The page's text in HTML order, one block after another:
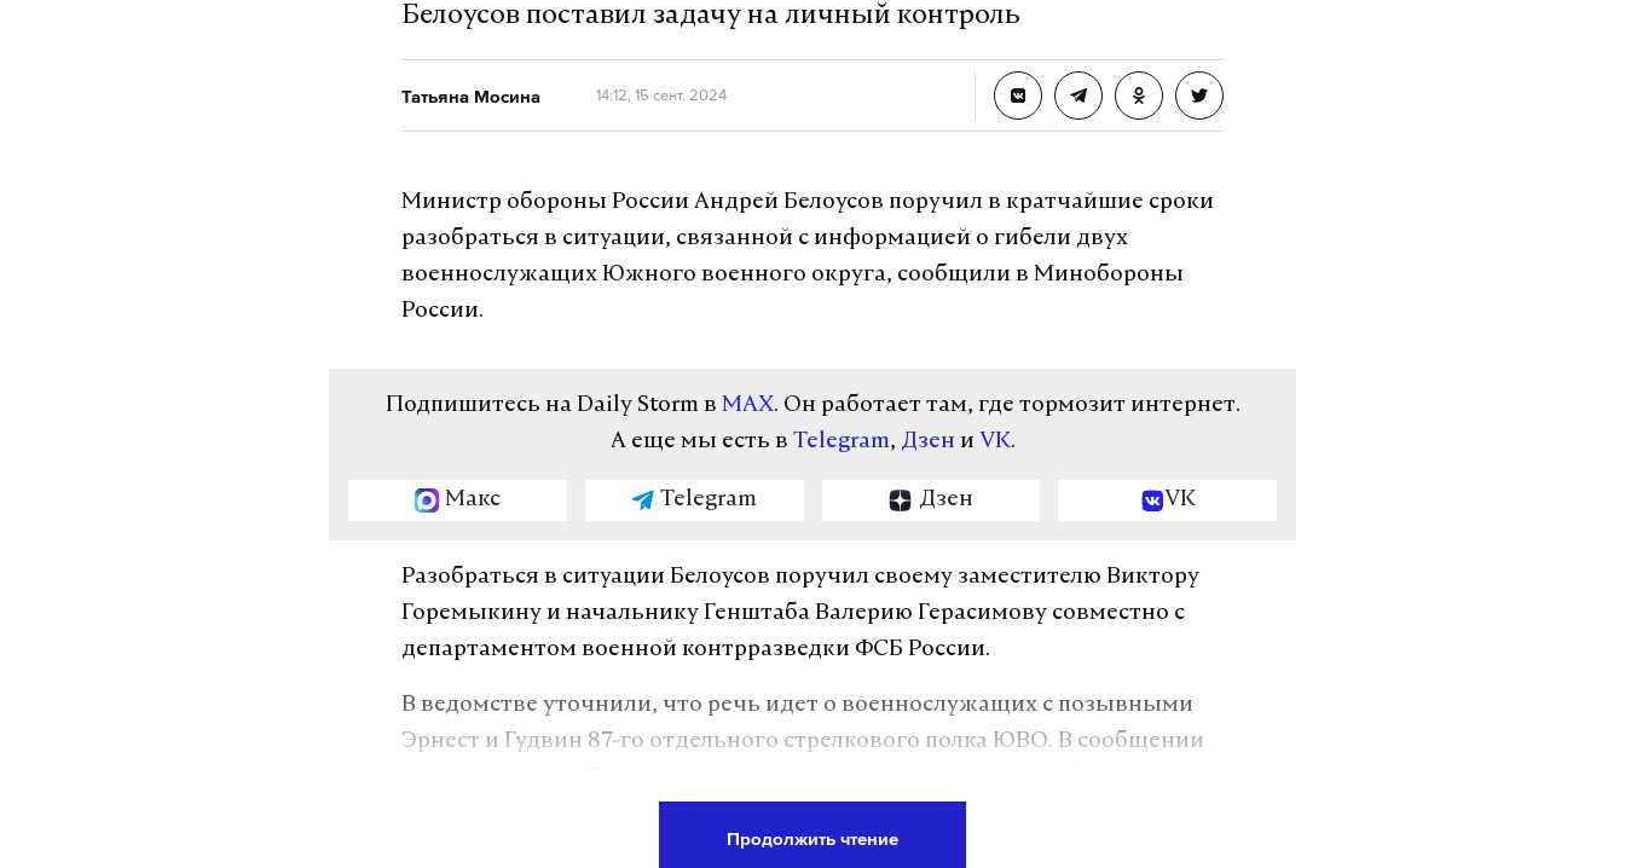
Белоусов поставил задачу на личный контроль
Татьяна Мосина 14:12, 15 сент. 2024
Министр обороны России Андрей Белоусов поручил в кратчайшие сроки
разобраться в ситуации, связанной с информацией о гибели двух
военнослужащих Южного военного округа, сообщили в Минобороны
России.
Подпишитесь на Daily Storm в MAX. Он работает там, где тормозит интернет.
А еще мы есть в Telegram, Дзен и VK.
Макс Telegram Дзен VK
Разобраться в ситуации Белоусов поручил своему заместителю Виктору
Горемыкину и начальнику Генштаба Валерию Герасимову совместно с
департаментом военной контрразведки ФСБ России.
В ведомстве уточнили, что речь идет о военнослужащих с позывными
Эрнест и Гудвин 87-го отдельного стрелкового полка ЮВО. В сообщении
Продолжить чтение